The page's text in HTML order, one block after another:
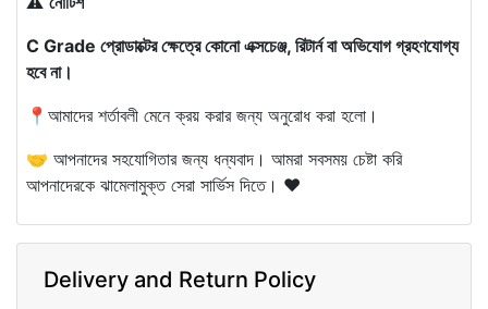
C Grade প্রোডাক্টের ক্ষেত্রে কোনো এক্সচেঞ্জ, রিটার্ন বা অভিযোগ গ্রহণযোগ্য
হবে না।
📍আমাদের শর্তাবলী মেনে ক্রয় করার জন্য অনুরোধ করা হলো।
🤝 আপনাদের সহযোগিতার জন্য ধন্যবাদ। আমরা সবসময় চেষ্টা করি
আপনাদেরকে ঝামেলামুক্ত সেরা সার্ভিস দিতে। ❤️
Delivery and Return Policy